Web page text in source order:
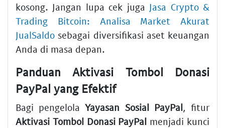
kosong. Jangan lupa cek juga Jasa Crypto &
Trading Bitcoin: Analisa Market Akurat
JualSaldo sebagai diversifikasi aset keuangan
Anda di masa depan.
Panduan Aktivasi Tombol Donasi
PayPal yang Efektif
Bagi pengelolaYayasan Sosial PayPal, fitur
Aktivasi Tombol Donasi PayPal menjadi kunci